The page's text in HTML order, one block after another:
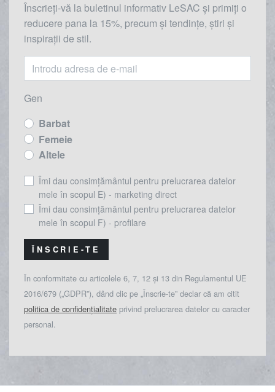
Înscrieți-vă la buletinul informativ LeSAC și primiți o
reducere pana la 15%, precum și tendințe, știri și
inspirații de stil.
Gen
Barbat
Femeie
Altele
Îmi dau consimțământul pentru prelucrarea datelor
mele în scopul E) - marketing direct
Îmi dau consimțământul pentru prelucrarea datelor
mele în scopul F) - profilare
ÎNSCRIE-TE
În conformitate cu articolele 6, 7, 12 și 13 din Regulamentul UE
2016/679 („GDPR”), dând clic pe „Înscrie-te” declar că am citit
politica de confidențialitate privind prelucrarea datelor cu caracter
personal.